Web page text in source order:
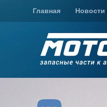
Главная Новости